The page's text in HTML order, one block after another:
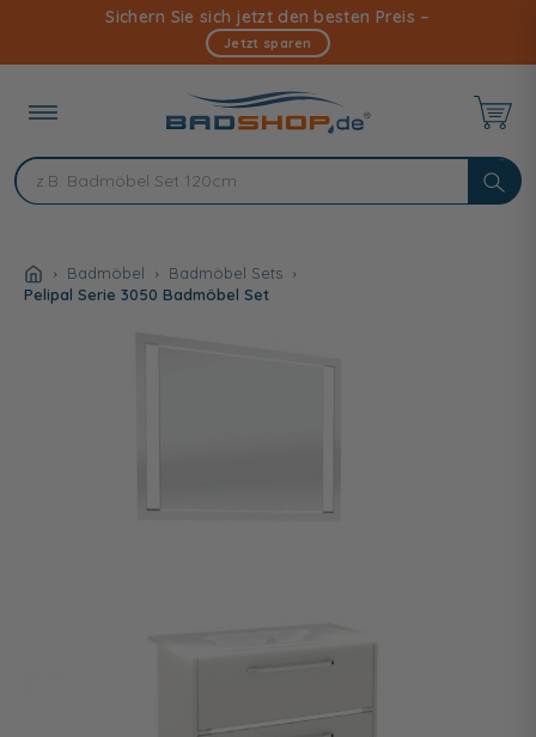
Inhalt
Sichern Sie sich jetzt den besten Preis –
Jetzt sparen
Badmöbel
Badmöbel Sets
Pelipal Serie 3050 Badmöbel Set